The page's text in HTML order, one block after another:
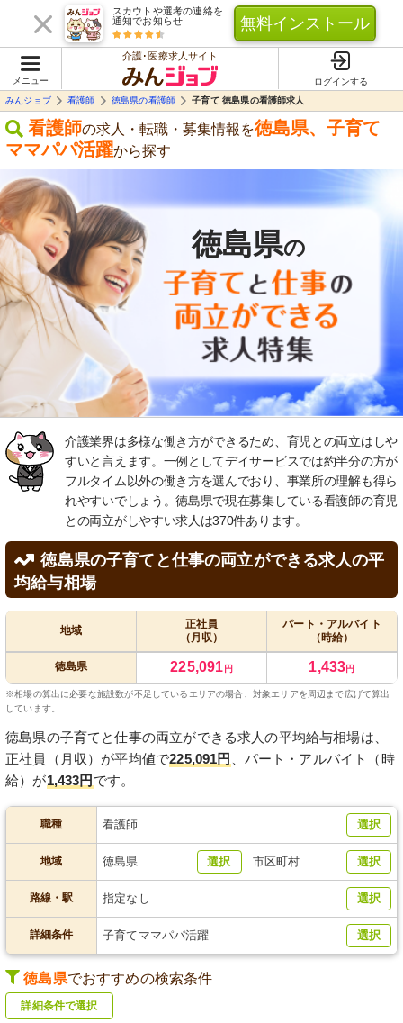
スカウトや選考の連絡を
通知でお知らせ
無料インストール
メニュー
介護･医療求人サイト
ログインする
みんジョブ
看護師 徳島県の看護師 子育て 徳島県の看護師求人
看護師の求人・転職・募集情報を徳島県、 子育て
ママパパ活躍から探す
徳島県の
介護業界は多様な働き方ができるため、育児との両立はしや
すいと言えます。一例としてデイサービスでは約半分の方が
フルタイム以外の働き方を選んでおり、事業所の理解も得ら
れやすいでしょう。徳島県で現在募集している看護師の育児
との両立がしやすい求人は370件あります。
徳島県の子育てと仕事の両立ができる求人の平
均給与相場
地域
正社員
（月収）
パート・アルバイト
（時給）
徳島県 225,091 円 1,433円
※相場の算出に必要な施設数が不足しているエリアの場合、対象エリアを周辺まで広げて算出
しています。
徳島県の子育てと仕事の両立ができる求人の平均給与相場は、
正社員（月収）が平均値で225,091円
、パート・アルバイト（時
給）が1,433円 です。
職種 看護師 選択
地域 徳島県 選択 市区町村 選択
路線・駅 指定なし 選択
詳細条件 子育てママパパ活躍 選択
徳島県でおすすめの検索条件
詳細条件で選択